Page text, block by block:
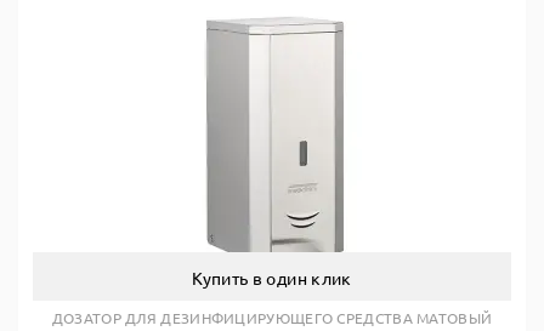
Купить в один клик
ДОЗАТОР ДЛЯ ДЕЗИНФИЦИРУЮЩЕГО СРЕДСТВА МАТОВЫЙ